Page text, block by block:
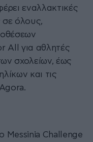
εναλλακτικές
σε όλους,
All για αθλητές
σχολείων, έως
και τις
Messinia Challenge